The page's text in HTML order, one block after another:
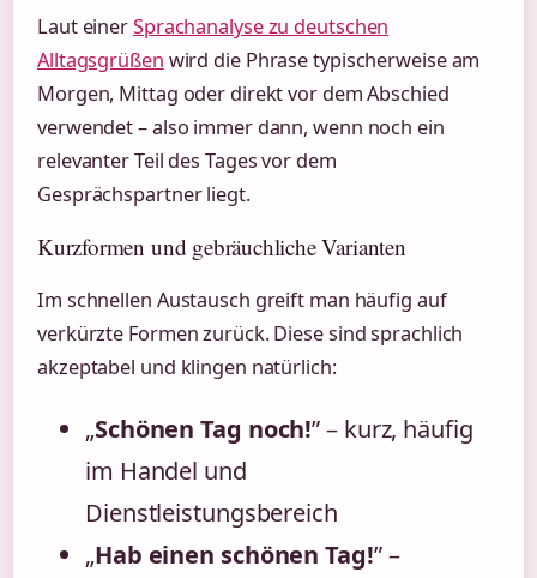
Laut einerSprachanalyse zu deutschen
Alltagsgrüßen wird die Phrase typischerweise am
Morgen, Mittag oder direkt vor dem Abschied
verwendet – also immer dann, wenn noch ein
relevanter Teil des Tages vor dem
Gesprächspartner liegt.
Kurzformen und gebräuchliche Varianten
Im schnellen Austausch greift man häufig auf
verkürzte Formen zurück. Diese sind sprachlich
akzeptabel und klingen natürlich:
„Schönen Tag noch!” – kurz, häufig
im Handel und
Dienstleistungsbereich
„Hab einen schönen Tag!” –